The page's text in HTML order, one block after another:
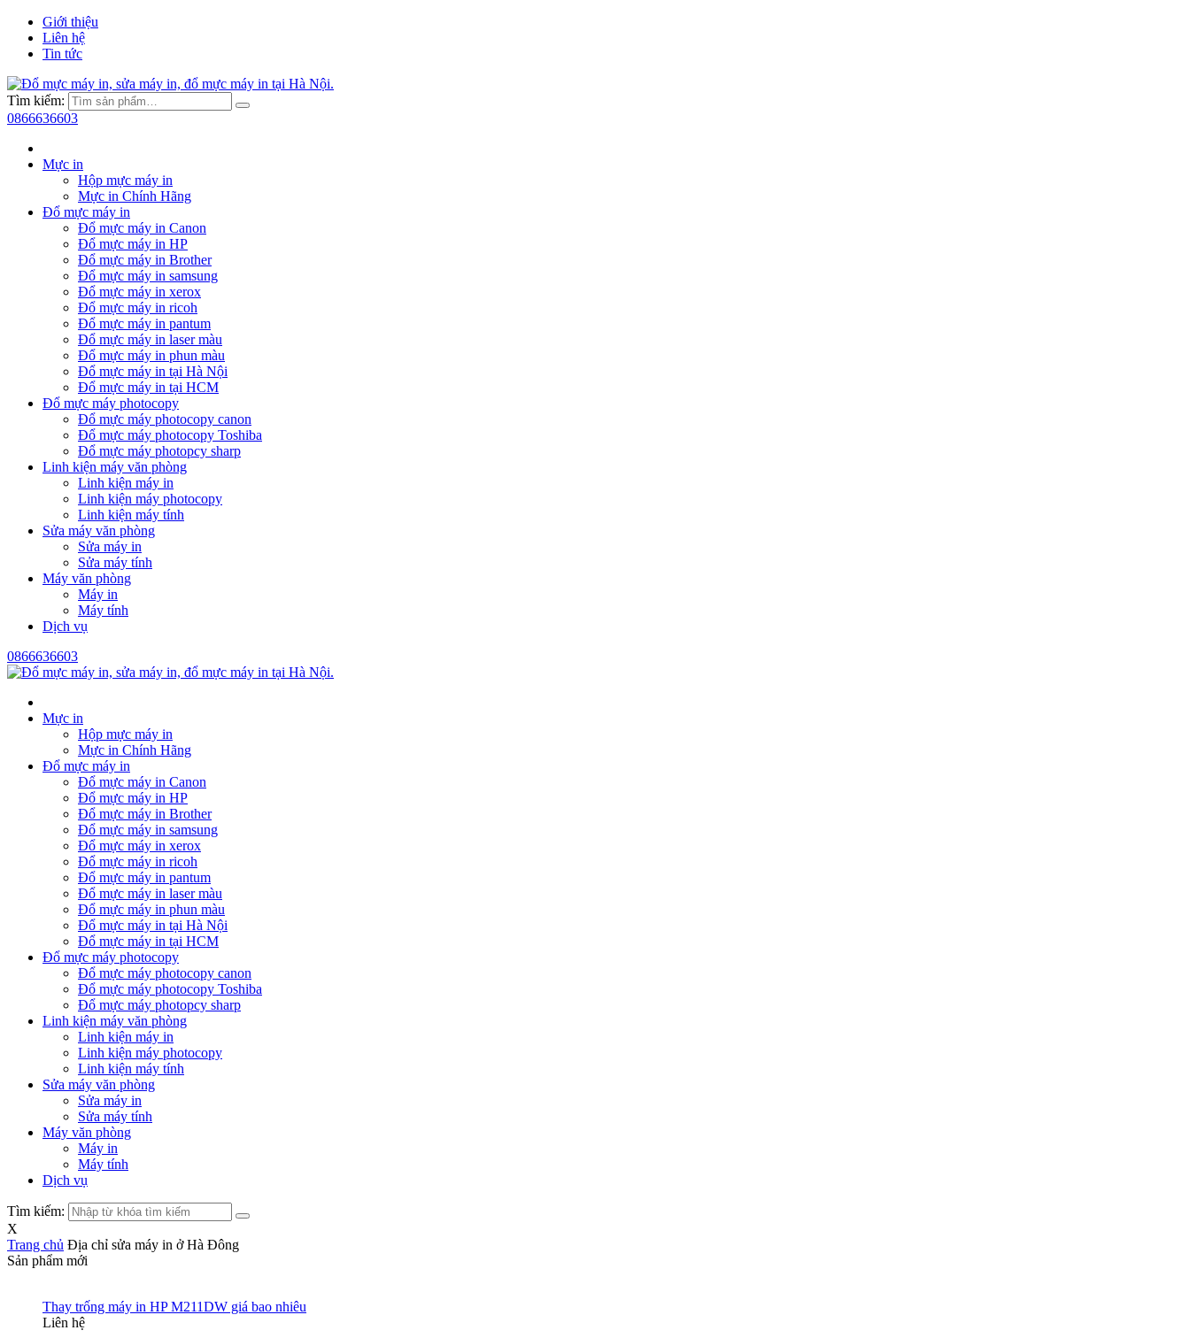
Giới thiệu
Liên hệ
Tin tức
Tìm kiếm:
0866636603
Mực in
Hộp mực máy in
Mực in Chính Hãng
Đổ mực máy in
Đổ mực máy in Canon
Đổ mực máy in HP
Đổ mực máy in Brother
Đổ mực máy in samsung
Đổ mực máy in xerox
Đổ mực máy in ricoh
Đổ mực máy in pantum
Đổ mực máy in laser màu
Đổ mực máy in phun màu
Đổ mực máy in tại Hà Nội
Đổ mực máy in tại HCM
Đổ mực máy photocopy
Đổ mực máy photocopy canon
Đổ mực máy photocopy Toshiba
Đổ mực máy photopcy sharp
Linh kiện máy văn phòng
Linh kiện máy in
Linh kiện máy photocopy
Linh kiện máy tính
Sửa máy văn phòng
Sửa máy in
Sửa máy tính
Máy văn phòng
Máy in
Máy tính
Dịch vụ
0866636603
Mực in
Hộp mực máy in
Mực in Chính Hãng
Đổ mực máy in
Đổ mực máy in Canon
Đổ mực máy in HP
Đổ mực máy in Brother
Đổ mực máy in samsung
Đổ mực máy in xerox
Đổ mực máy in ricoh
Đổ mực máy in pantum
Đổ mực máy in laser màu
Đổ mực máy in phun màu
Đổ mực máy in tại Hà Nội
Đổ mực máy in tại HCM
Đổ mực máy photocopy
Đổ mực máy photocopy canon
Đổ mực máy photocopy Toshiba
Đổ mực máy photopcy sharp
Linh kiện máy văn phòng
Linh kiện máy in
Linh kiện máy photocopy
Linh kiện máy tính
Sửa máy văn phòng
Sửa máy in
Sửa máy tính
Máy văn phòng
Máy in
Máy tính
Dịch vụ
Tìm kiếm:
X
Trang chủ Địa chỉ sửa máy in ở Hà Đông
Sản phẩm mới
Thay trống máy in HP M211DW giá bao nhiêu
Liên hệ